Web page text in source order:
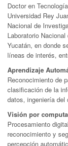
Doctor en
Universidad Rey
Nacional de
Laboratorio
Yucatán, en donde
líneas de interés,
Aprendizaje
Reconocimiento de
clasificación de la
datos, ingeniería
Visión por
Procesamiento
reconocimiento y
percepción